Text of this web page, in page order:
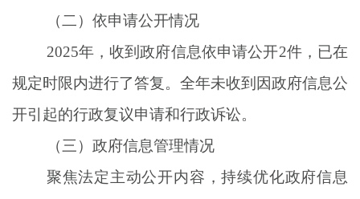
（二） 依申请公开情况
2025年，收到政府信息依申请公开2件，已在
规定时限内进行了答复。全年未收到因政府信息公
开引起的行政复议申请和行政诉讼。
（三 ） 政府信息管理情况
聚焦法定主动公开内容，持续优化政府信息